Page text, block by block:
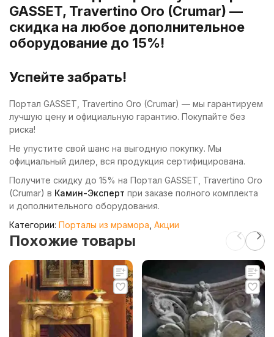
GASSET, Travertino Oro (Crumar) —
скидка на любое дополнительное
оборудование до 15%!
Успейте забрать!
Портал GASSET, Travertino Oro (Crumar) — мы гарантируем
лучшую цену и официальную гарантию. Покупайте без
риска!
Не упустите свой шанс на выгодную покупку. Мы
официальный дилер, вся продукция сертифицирована.
Получите скидку до 15% на Портал GASSET, Travertino Oro
(Crumar) в Камин-Эксперт при заказе полного комплекта
и дополнительного оборудования.
Категории: Порталы из мрамора Акции
Похожие товары